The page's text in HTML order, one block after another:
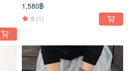
1,580฿
5 (1)